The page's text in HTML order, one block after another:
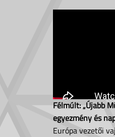
Félmúlt: „Újabb
egyezmény és
Európa vezetői